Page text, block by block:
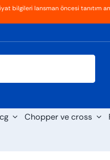
bilgileri lansman öncesi tanıtım
Chopper ve cross